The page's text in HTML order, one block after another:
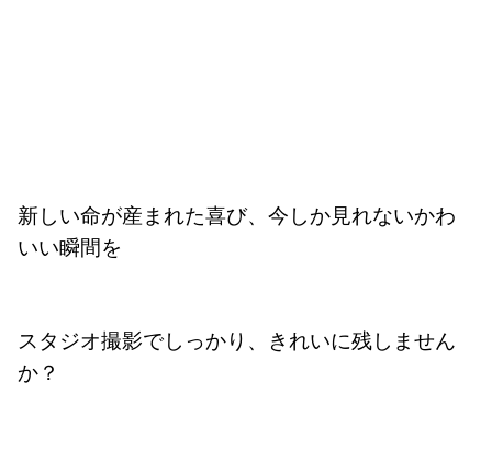
新しい命が産まれた喜び、今しか見れないかわ
いい瞬間を
スタジオ撮影でしっかり、きれいに残しません
か？